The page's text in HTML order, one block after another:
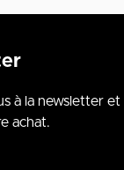
à la newsletter
achat.